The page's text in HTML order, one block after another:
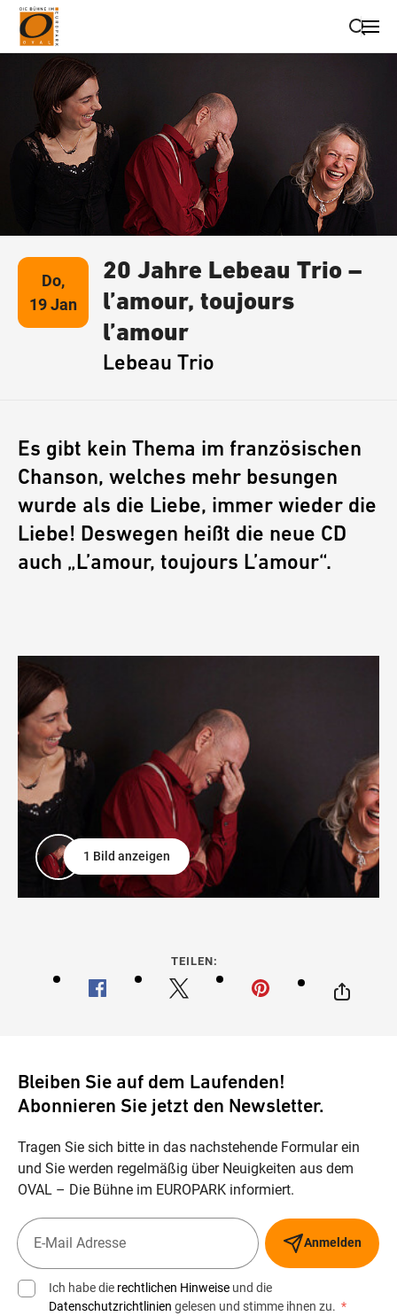
Wegbeschreibung erhalten
Do,
19 Jan
20 Jahre Lebeau Trio –
l’amour, toujours
l’amour
Lebeau Trio
Es gibt kein Thema im französischen
Chanson, welches mehr besungen
wurde als die Liebe, immer wieder die
Liebe! Deswegen heißt die neue CD
auch „L’amour, toujours L’amour“.
1 Bild anzeigen
TEILEN:
Bleiben Sie auf dem Laufenden!
Abonnieren Sie jetzt den Newsletter.
Tragen Sie sich bitte in das nachstehende Formular ein
und Sie werden regelmäßig über Neuigkeiten aus dem
OVAL – Die Bühne im EUROPARK informiert.
Anmelden
Ich habe die rechtlichen Hinweise und die
Datenschutzrichtlinien gelesen und stimme ihnen zu. *